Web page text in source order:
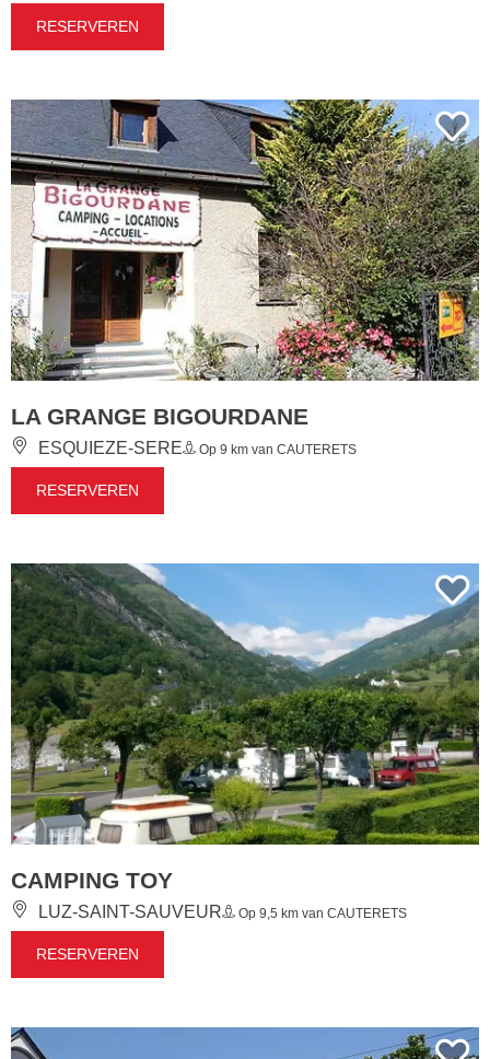
RESERVEREN
LA GRANGE BIGOURDANE
ESQUIEZE-SERE Op 9 km van CAUTERETS
RESERVEREN
CAMPING TOY
LUZ-SAINT-SAUVEUR Op 9,5 km van CAUTERETS
RESERVEREN